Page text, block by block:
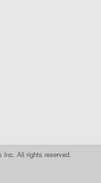
Inc. All rights reserved.